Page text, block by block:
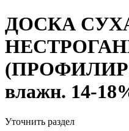
ДОСКА
влажн. 14-
Уточнить раздел